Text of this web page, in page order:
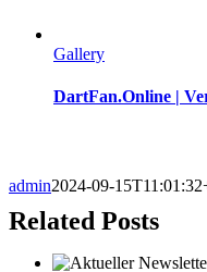
Gallery
DartFan.Online |
admin2024-09-
Related Posts